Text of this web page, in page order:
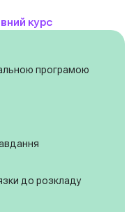
курс
програмою
до розкладу